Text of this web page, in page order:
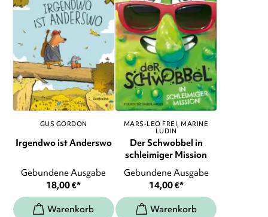
GUS GORDON
Irgendwo ist Anderswo
Gebundene Ausgabe
18,00€*
MARS-LEO FREI MARINE
LUDIN
Der Schwobbel in
schleimiger Mission
Gebundene Ausgabe
14,00€*